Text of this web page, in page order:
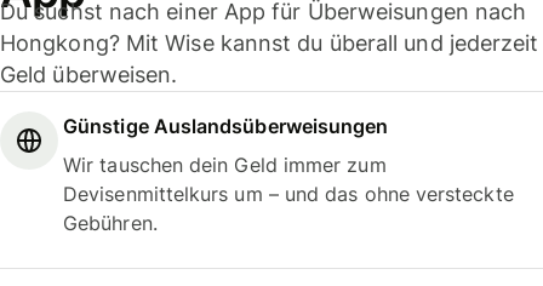
Du suchst nach einer App für Überweisungen nach
Hongkong? Mit Wise kannst du überall und jederzeit
Geld überweisen.
Günstige Auslandsüberweisungen
Wir tauschen dein Geld immer zum
Devisenmittelkurs um – und das ohne versteckte
Gebühren.